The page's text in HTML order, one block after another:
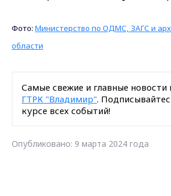
Фото: Министерство по ОДМС, ЗАГС и
области
Самые свежие и главные новости
ГТРК "Владимир".
курсе всех событий!
Опубликовано: 9 марта 2024 года